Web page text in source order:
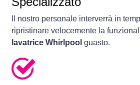
Il nostro personale interverrà in
ripristinare velocemente la
lavatrice Whirlpool guasto.